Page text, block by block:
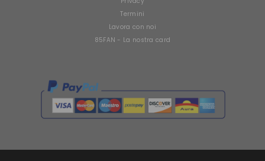
Termini
Lavora con noi
85FAN - La nostra card